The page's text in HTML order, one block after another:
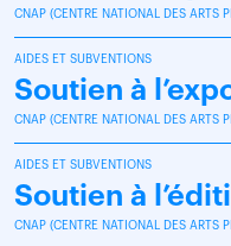
CNAP (CENTRE NATIONAL DES ARTS
AIDES ET SUBVENTIONS
Soutien à
CNAP (CENTRE NATIONAL DES ARTS
AIDES ET SUBVENTIONS
Soutien à
CNAP (CENTRE NATIONAL DES ARTS